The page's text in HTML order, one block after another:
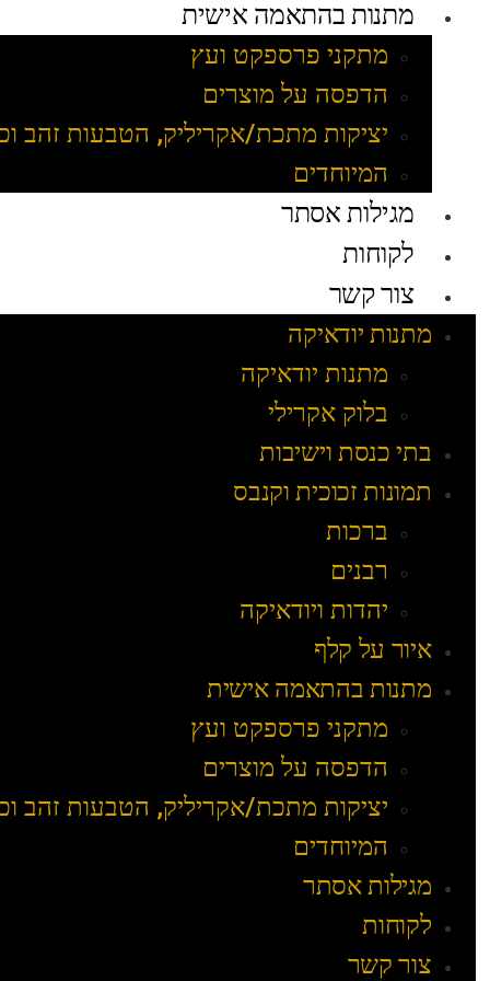
מתנות בהתאמה אישית
מתקני פרספקט ועץ
הדפסה על מוצרים
יציקות מתכת/אקריליק, הטבעות זהב
המיוחדים
מגילות אסתר
לקוחות
צור קשר
מתנות יודאיקה
מתנות יודאיקה
בלוק אקרילי
בתי כנסת וישיבות
תמונות זכוכית וקנבס
ברכות
רבנים
יהדות ויודאיקה
איור על קלף
מתנות בהתאמה אישית
מתקני פרספקט ועץ
הדפסה על מוצרים
יציקות מתכת/אקריליק, הטבעות זהב
המיוחדים
מגילות אסתר
לקוחות
צור קשר